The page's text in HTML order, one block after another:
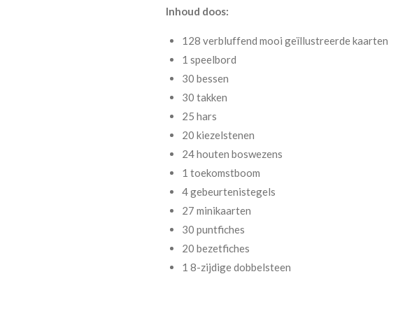
Inhoud doos:
128 verbluffend mooi geïllustreerde kaarten
1 speelbord
30 bessen
30 takken
25 hars
20 kiezelstenen
24 houten boswezens
1 toekomstboom
4 gebeurtenistegels
27 minikaarten
30 puntfiches
20 bezetfiches
1 8-zijdige dobbelsteen